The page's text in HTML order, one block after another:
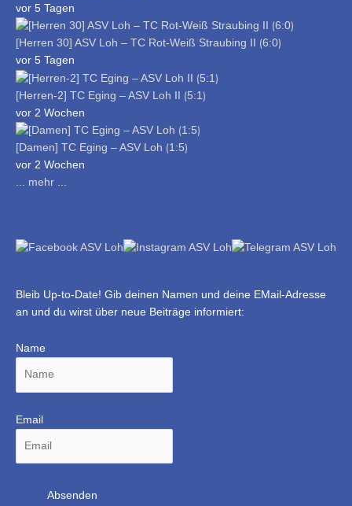
vor 5 Tagen
[Herren 30] ASV Loh – TC Rot-Weiß Straubing II ⟮6:0⟯
vor 5 Tagen
[Herren-2] TC Eging – ASV Loh II ⟮5:1⟯
vor 2 Wochen
[Damen] TC Eging – ASV Loh ⟮1:5⟯
vor 2 Wochen
... mehr ...
Bleib Up-to-Date! Gib deinen Namen und deine EMail-Adresse
an und du wirst über neue Beiträge informiert:
Name
Email